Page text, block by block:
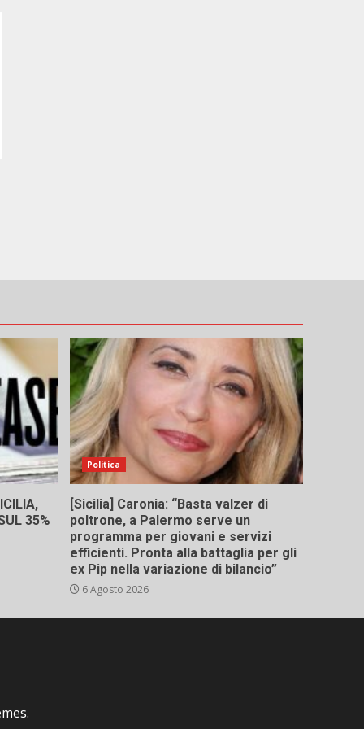
35%
Politica
[Sicilia] Caronia: “Basta valzer di
poltrone, a Palermo serve un
programma per giovani e servizi
efficienti. Pronta alla battaglia per gli
ex Pip nella variazione di bilancio”
6 Agosto 2026